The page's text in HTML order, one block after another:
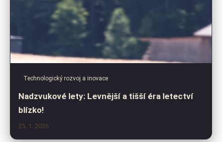
Technologický rozvoj a inovace
Nadzvukové lety: Levnější a tišší éra letectví
blízko!
25. 1. 2026